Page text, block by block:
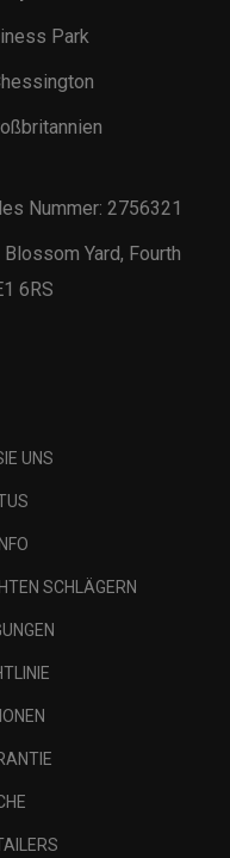
Park
Nummer: 2756321
Yard, Fourth
6RS
UNS
SCHLÄGERN